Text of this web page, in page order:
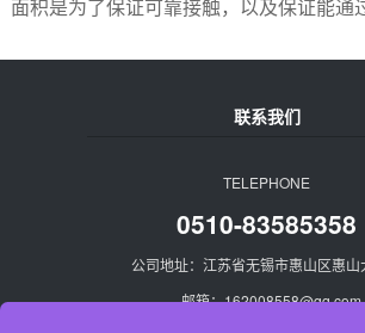
面积是为了保证可靠接触，以及保证能通
联系我们
TELEPHONE
0510-83585358
公司地址：江苏省无锡市惠山区惠山
邮箱：162008558@qq.com